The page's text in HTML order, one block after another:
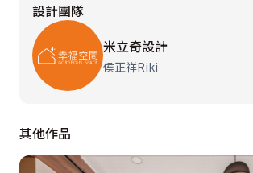
設計團隊
米立奇設計
侯正祥Riki
其他作品